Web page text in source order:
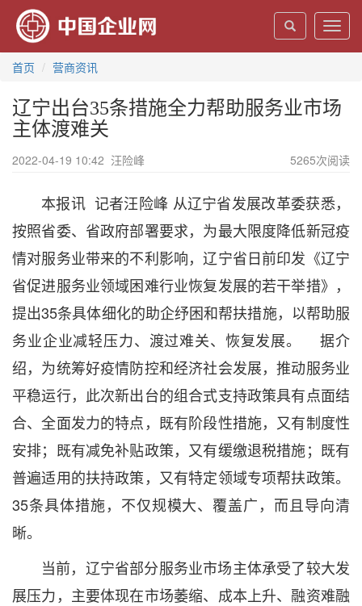
首页
营商资讯
辽宁出台35条措施全力帮助服务业市场
主体渡难关
2022-04-19 10:42 汪险峰 5265次阅读
本报讯 记者汪险峰 从辽宁省发展改革委获悉，
按照省委、省政府部署要求，为最大限度降低新冠疫
情对服务业带来的不利影响，辽宁省日前印发《辽宁
省促进服务业领域困难行业恢复发展的若干举措》，
提出35条具体细化的助企纾困和帮扶措施，以帮助服
务业企业减轻压力、渡过难关、恢复发展。 据介
绍，为统筹好疫情防控和经济社会发展，推动服务业
平稳运行，此次新出台的组合式支持政策具有点面结
合、全面发力的特点，既有阶段性措施，又有制度性
安排；既有减免补贴政策，又有缓缴退税措施；既有
普遍适用的扶持政策，又有特定领域专项帮扶政策。
35条具体措施，不仅规模大、覆盖广，而且导向清
晰。
当前，辽宁省部分服务业市场主体承受了较大发
展压力，主要体现在市场萎缩、成本上升、融资难融